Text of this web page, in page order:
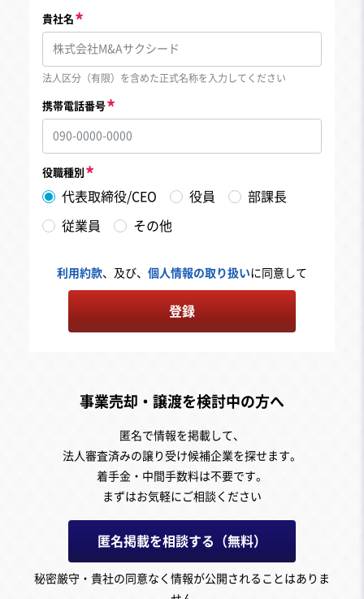
貴社名
法人区分（有限）を含めた正式名称を入力してください
携帯電話番号
役職種別
代表取締役/CEO 役員 部課長
従業員 その他
利用約款、及び、 個人情報の取り扱いに同意して
登録
事業売却・譲渡を検討中の方へ
匿名で情報を掲載して、
法人審査済みの譲り受け候補企業を探せます。
着手金・中間手数料は不要です。
まずはお気軽にご相談ください
匿名掲載を相談する（無料）
秘密厳守・貴社の同意なく情報が公開されることはありま